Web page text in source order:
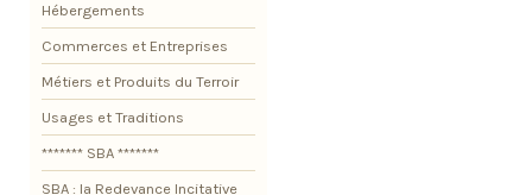
Hébergements
Commerces et Entreprises
Métiers et Produits du Terroir
Usages et Traditions
******* SBA *******
SBA : la Redevance Incitative